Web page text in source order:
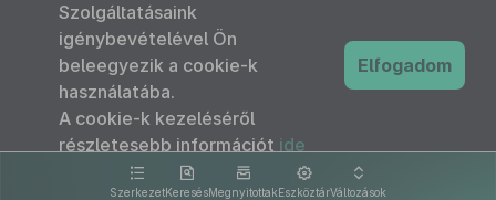
SzerkezetKeresésMegnyitottakEszköztárVáltozások
Szolgáltatásaink
igénybevételével Ön
beleegyezik a cookie-k
használatába.
A cookie-k kezeléséről
részletesebb információt ide
kattintva olvashat.
Elfogadom